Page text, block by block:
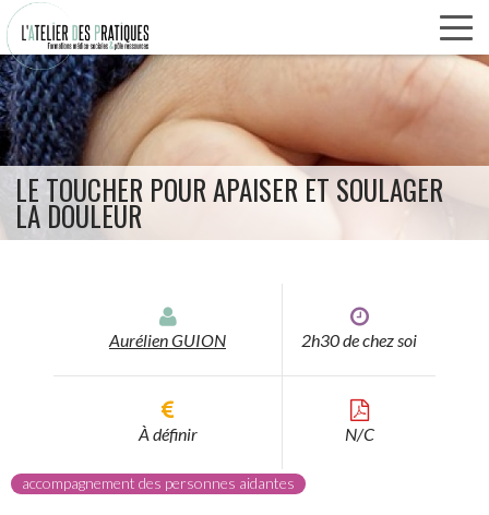
Aller
au
contenu
principal
LE TOUCHER POUR APAISER ET SOULAGER
LA DOULEUR
Aurélien GUION 2h30 de chez soi
À définir N/C
accompagnement des personnes aidantes
Panneau de gestion des cookies